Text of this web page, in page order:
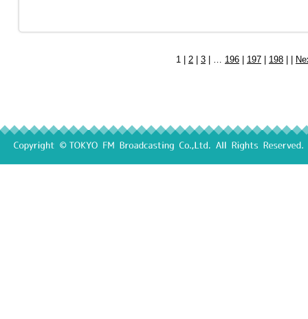
1 | 2 3 | … 196 197 198